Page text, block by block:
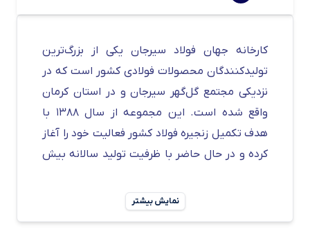
کارخانه جهان فولاد سیرجان یکی از بزرگ‌ترین
تولیدکنندگان محصولات فولادی کشور است که در
نزدیکی مجتمع گل‌گهر سیرجان و در استان کرمان
واقع شده است. این مجموعه از سال ۱۳۸۸ با
هدف تکمیل زنجیره فولاد کشور فعالیت خود را آغاز
کرده و در حال حاضر با ظرفیت تولید سالانه بیش
پیشگامان مهم صنعت فولاد ایران به شمار می‌آید.
نمایش بیشتر